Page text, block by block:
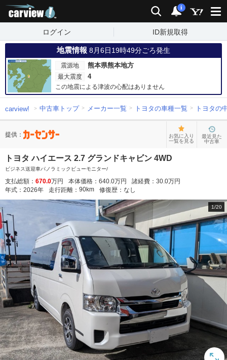
検索 通知
i
ログイン ID新規取得
地震情報 8月6日19時49分ごろ発生
震源地 熊本県熊本地方
最大震度 4
この地震による津波の心配はありません
carview! 中古車トップ メーカー一覧 トヨタの車種一覧 トヨタの
提供：
お気に入り
一覧を見る
最近見た
中古車
トヨタ ハイエース 2.7 グランドキャビン 4WD
ビジネス送迎車パノラミックビューモニター/
支払総額： 670.0万円 本体価格： 640.0万円 諸経費： 30.0万円
年式： 2026年 走行距離： 90km 修復歴： なし
1/20